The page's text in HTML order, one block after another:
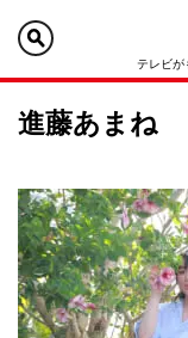
テレビが
進藤あまね